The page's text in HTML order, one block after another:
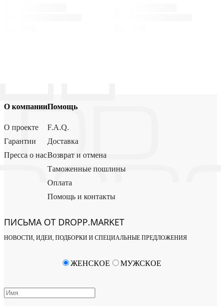
О компании
О проекте
Гарантии
Пресса о нас
Помощь
F.A.Q.
Доставка
Возврат и отмена
Таможенные пошлины
Оплата
Помощь и контакты
ПИСЬМА ОТ DROPP.MARKET
НОВОСТИ, ИДЕИ, ПОДБОРКИ И СПЕЦИАЛЬНЫЕ ПРЕДЛОЖЕНИЯ
ЖЕНСКОЕ МУЖСКОЕ